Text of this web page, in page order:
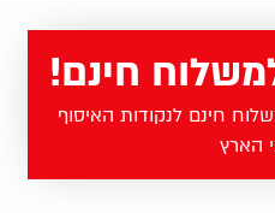
חינם!
ש"ח - משלוח חינם לנקודות האיסוף
הארץ